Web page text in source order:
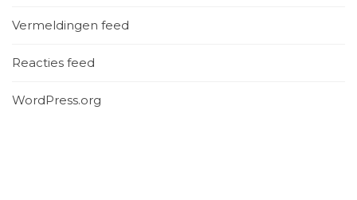
Vermeldingen feed
Reacties feed
WordPress.org